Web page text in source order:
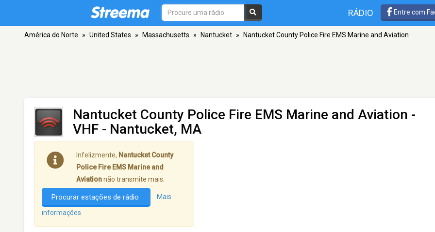
RÁDIO Entre com
América do Norte » United States » Massachusetts » Nantucket » Nantucket County Police Fire EMS Marine and Aviation
Nantucket County Police Fire EMS Marine and Aviation -
VHF - Nantucket, MA
Infelizmente, Nantucket County
Police Fire EMS Marine and
Aviationnão transmite mais.
Procurar estações de rádio Mais
informações